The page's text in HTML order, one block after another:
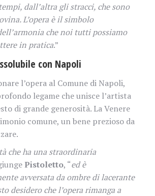
dall’altra gli stracci, che sono
L’opera è il simbolo
che noi tutti possiamo
in pratica.”
con Napoli
l’opera al Comune di Napoli,
legame che unisce l’artista
di grande generosità. La Venere
comune, un bene prezioso da
che ha una straordinaria
Pistoletto, “ed è
avversata da ombre di lacerante
desidero che l’opera rimanga a